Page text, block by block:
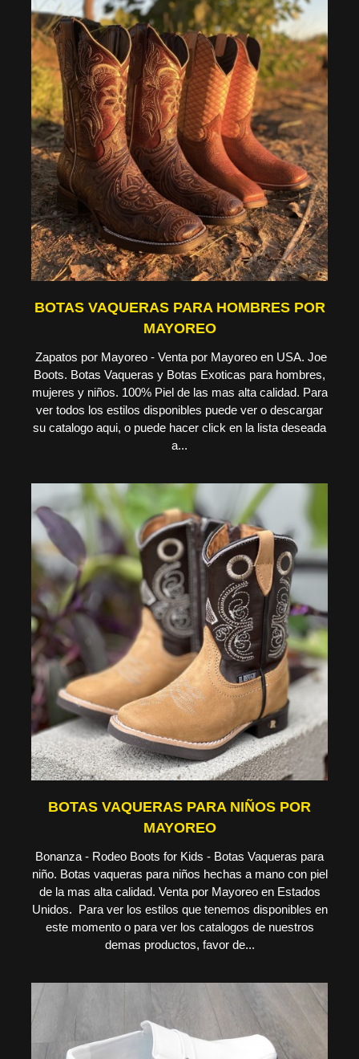
BOTAS VAQUERAS PARA HOMBRES POR
MAYOREO
Zapatos por Mayoreo - Venta por Mayoreo en USA. Joe
Boots. Botas Vaqueras y Botas Exoticas para hombres,
mujeres y niños. 100% Piel de las mas alta calidad. Para
ver todos los estilos disponibles puede ver o descargar
su catalogo aqui, o puede hacer click en la lista deseada
a...
BOTAS VAQUERAS PARA NIÑOS POR
MAYOREO
Bonanza - Rodeo Boots for Kids - Botas Vaqueras para
niño. Botas vaqueras para niños hechas a mano con piel
de la mas alta calidad. Venta por Mayoreo en Estados
Unidos. Para ver los estilos que tenemos disponibles en
este momento o para ver los catalogos de nuestros
demas productos, favor de...